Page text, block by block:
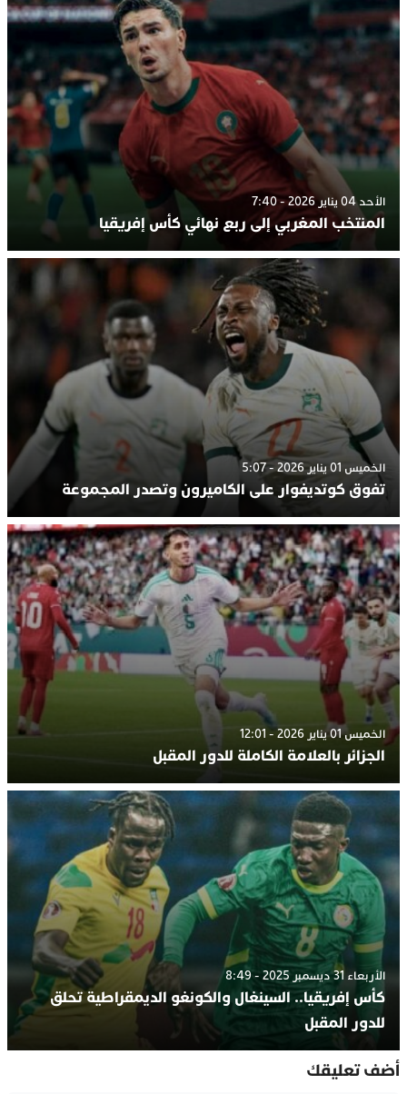
الأحد 04 يناير 2026 - 7:40
المنتخب المغربي إلى ربع نهائي كأس إفريقيا
الخميس 01 يناير 2026 - 5:07
تفوق كوتديفوار على الكاميرون وتصدر المجموعة
الخميس 01 يناير 2026 - 12:01
الجزائر بالعلامة الكاملة للدور المقبل
الأربعاء 31 ديسمبر 2025 - 8:49
كأس إفريقيا.. السينغال والكونغو الديمقراطية تحلق
للدور المقبل
أضف تعليقك